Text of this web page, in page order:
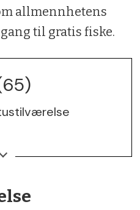
allmennhetens
til gratis fiske.